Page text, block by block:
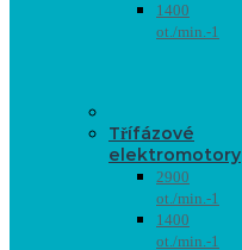
1400
ot./min.-1
Třífázové
elektromotory
2900
ot./min.-1
1400
ot./min.-1